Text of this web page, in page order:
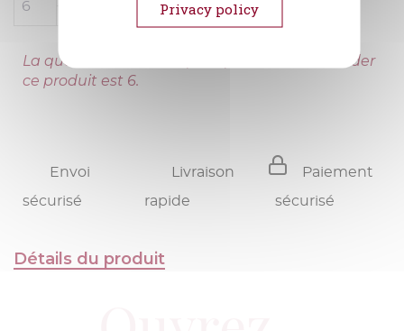
AJOUTER AU PANIER
La quantité minimale pour pouvoir commander
ce produit est 6.
Envoi
sécurisé
Livraison
rapide
Paiement
sécurisé
Détails du produit
Privacy policy